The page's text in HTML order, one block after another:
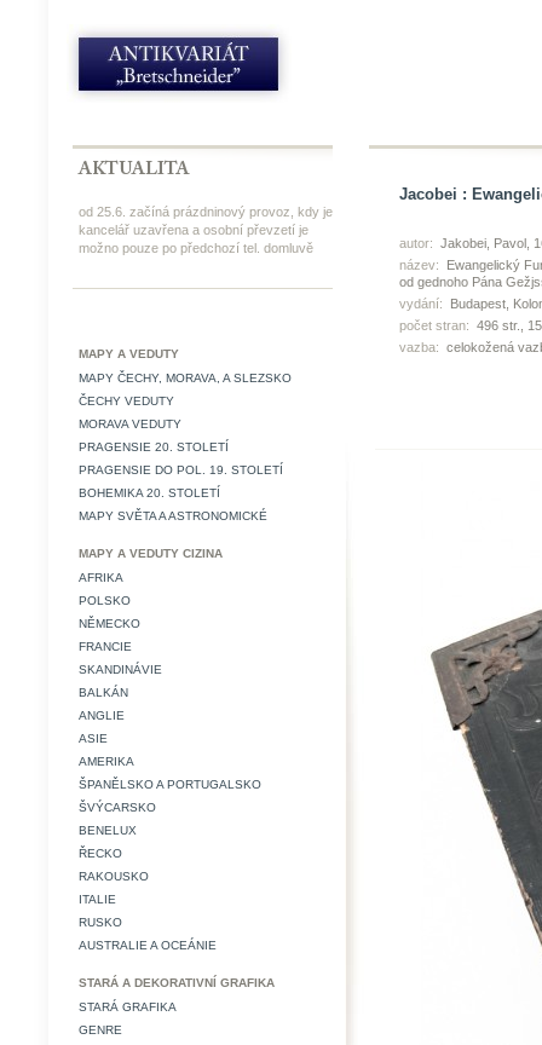
od 25.6. začíná prázdninový provoz, kdy je
kancelář uzavřena a osobní převzetí je
možno pouze po předchozí tel. domluvě
MAPY A VEDUTY
MAPY ČECHY, MORAVA, A SLEZSKO
ČECHY VEDUTY
MORAVA VEDUTY
PRAGENSIE 20. STOLETÍ
PRAGENSIE DO POL. 19. STOLETÍ
BOHEMIKA 20. STOLETÍ
MAPY SVĚTA A ASTRONOMICKÉ
MAPY A VEDUTY CIZINA
AFRIKA
POLSKO
NĚMECKO
FRANCIE
SKANDINÁVIE
BALKÁN
ANGLIE
ASIE
AMERIKA
ŠPANĚLSKO A PORTUGALSKO
ŠVÝCARSKO
BENELUX
ŘECKO
RAKOUSKO
ITALIE
RUSKO
AUSTRALIE A OCEÁNIE
STARÁ A DEKORATIVNÍ GRAFIKA
STARÁ GRAFIKA
GENRE
Jacobei :
autor: Jakobei, Pavol,
název:
Ewangelický
od gednoho Pána
vydání:
Budapest,
počet stran: 496 str.,
vazba: celokožená